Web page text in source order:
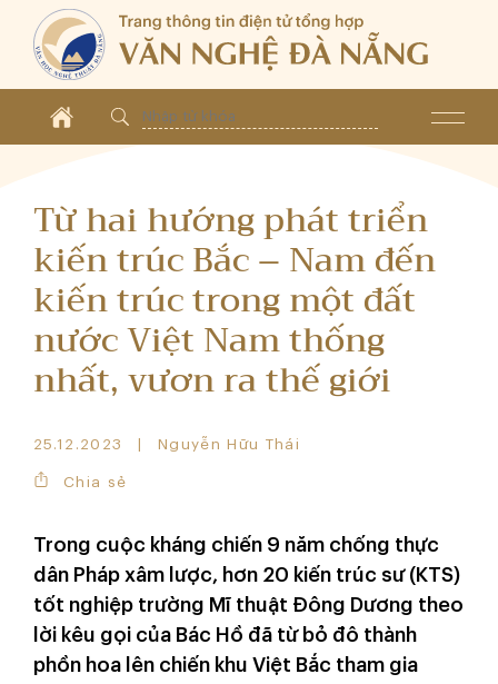
Từ hai hướng phát triển
kiến trúc Bắc – Nam đến
kiến trúc trong một đất
nước Việt Nam thống
nhất, vươn ra thế giới
25.12.2023 Nguyễn Hữu Thái
Chia sẻ
Trong cuộc kháng chiến 9 năm chống thực
dân Pháp xâm lược, hơn 20 kiến trúc sư (KTS)
tốt nghiệp trường Mĩ thuật Đông Dương theo
lời kêu gọi của Bác Hồ đã từ bỏ đô thành
phồn hoa lên chiến khu Việt Bắc tham gia